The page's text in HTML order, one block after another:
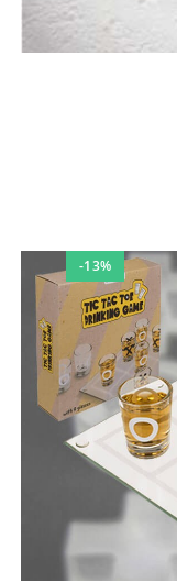
-13%